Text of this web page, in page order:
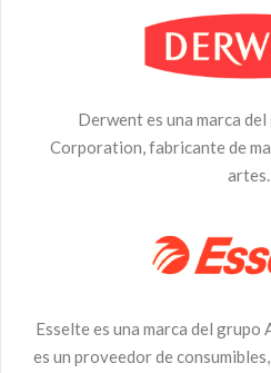
Derwent es una marca
Corporation, fabricante de
artes.
Esselte es una marca del
es un proveedor de